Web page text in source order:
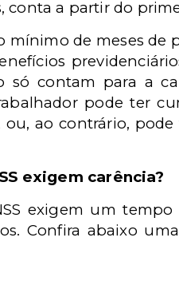
conta a partir do
mínimo de meses de
só contam para a
pode ter
ou, ao contrário,
exigem carência?
exigem um
Confira abaixo